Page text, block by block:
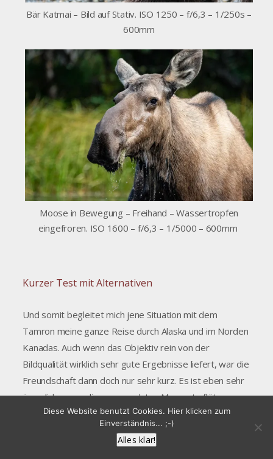
Bär Katmai – Bild auf Stativ. ISO 1250 – f/6,3 – 1/250s –
600mm
Moose in Bewegung – Freihand – Wassertropfen
eingefroren. ISO 1600 – f/6,3 – 1/5000 – 600mm
Kurzer Test mit Alternativen
Und somit begleitet mich jene Situation mit dem
Tamron meine ganze Reise durch Alaska und im Norden
Kanadas. Auch wenn das Objektiv rein von der
Bildqualität wirklich sehr gute Ergebnisse liefert, war die
Freundschaft dann doch nur sehr kurz. Es ist eben sehr
ärgerlich, wenn die spannendsten Momente flöten
gehen, nur weil die Technik nicht sofort einsatzbereit ist
und so funktioniert wie es eigentlich sein soll. Ich hatte
mich am Ende darauf eingestellt und trotzdem meine
Diese Website benutzt Cookies. Hier klicken zum
Einverständnis... ;-)
Alles klar!